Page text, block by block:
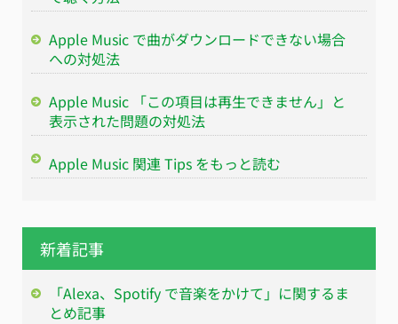
Apple Music で曲がダウンロードできない場合
への対処法
Apple Music 「この項目は再生できません」と
表示された問題の対処法
Apple Music 関連 Tips をもっと読む
新着記事
「Alexa、Spotify で音楽をかけて」に関するま
とめ記事